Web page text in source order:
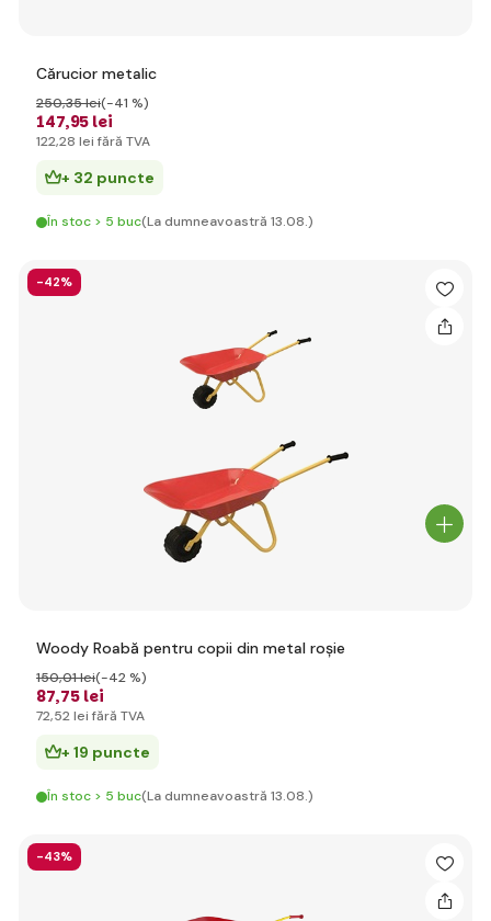
Cărucior metalic
147,95 lei
250,35 lei(-41 %)
122,28 lei fără TVA
+ 32 puncte
În stoc > 5 buc(La dumneavoastră 13.08.)
-42%
Woody Roabă pentru copii din metal roșie
87,75 lei
150,01 lei(-42 %)
72,52 lei fără TVA
+ 19 puncte
În stoc > 5 buc(La dumneavoastră 13.08.)
-43%